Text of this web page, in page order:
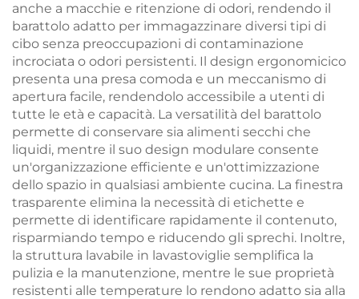
anche a macchie e ritenzione di odori, rendendo il
barattolo adatto per immagazzinare diversi tipi di
cibo senza preoccupazioni di contaminazione
incrociata o odori persistenti. Il design ergonomicico
presenta una presa comoda e un meccanismo di
apertura facile, rendendolo accessibile a utenti di
tutte le età e capacità. La versatilità del barattolo
permette di conservare sia alimenti secchi che
liquidi, mentre il suo design modulare consente
un'organizzazione efficiente e un'ottimizzazione
dello spazio in qualsiasi ambiente cucina. La finestra
trasparente elimina la necessità di etichette e
permette di identificare rapidamente il contenuto,
risparmiando tempo e riducendo gli sprechi. Inoltre,
la struttura lavabile in lavastoviglie semplifica la
pulizia e la manutenzione, mentre le sue proprietà
resistenti alle temperature lo rendono adatto sia alla